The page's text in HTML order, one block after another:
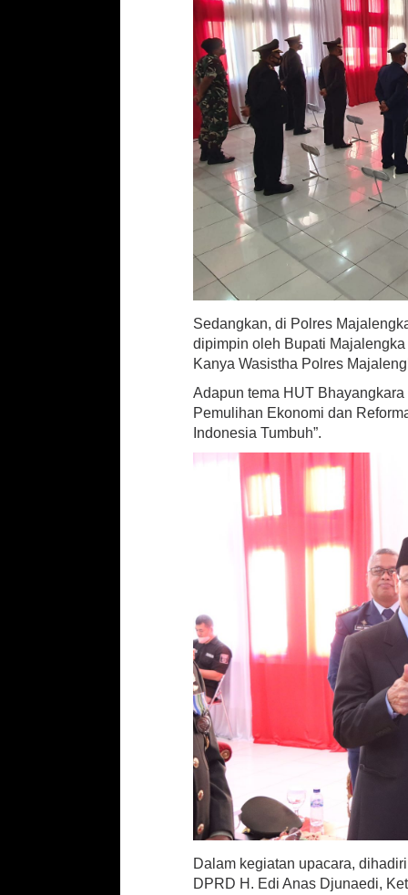
y
a
n
g
7
D
m
p
n
P
r
s
d
e
R
I
Sedangkan, di Polres
dipimpin oleh Bupati
Kanya Wasistha Polres
Adapun tema HUT
Pemulihan Ekonomi dan
Indonesia Tumbuh”.
Dalam kegiatan upacara,
DPRD H. Edi Anas Djunaedi,